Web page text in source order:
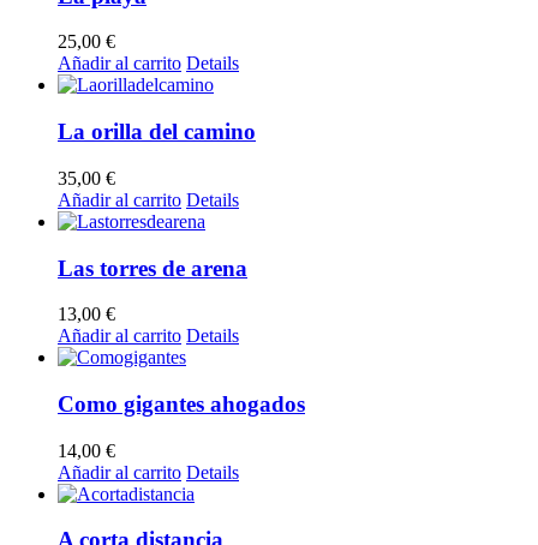
25,00 €
Añadir al carrito Details
La orilla del camino
35,00 €
Añadir al carrito Details
Las torres de arena
13,00 €
Añadir al carrito Details
Como gigantes ahogados
14,00 €
Añadir al carrito Details